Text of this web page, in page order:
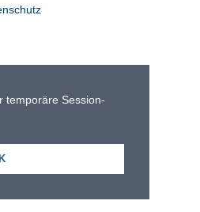
temporäre Session-